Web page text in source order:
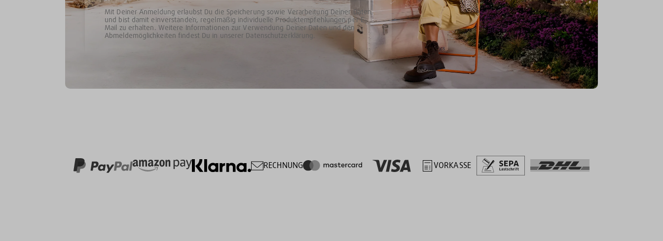
Mit Deiner Anmeldung erlaubst Du die Speicherung sowie Verarbeitung Deiner Daten
und bist damit einverstanden, regelmäßig individuelle Produktempfehlungen per E-
Mail zu erhalten. Weitere Informationen zur Verwendung Deiner Daten und den
Abmeldemöglichkeiten findest Du in unserer Datenschutzerklärung.
RECHNUNG VORKASSE